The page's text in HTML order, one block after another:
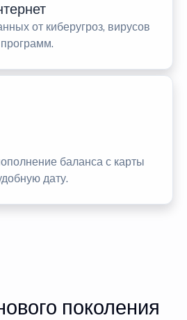
от киберугроз, вирусов
баланса с карты
дату.
поколения